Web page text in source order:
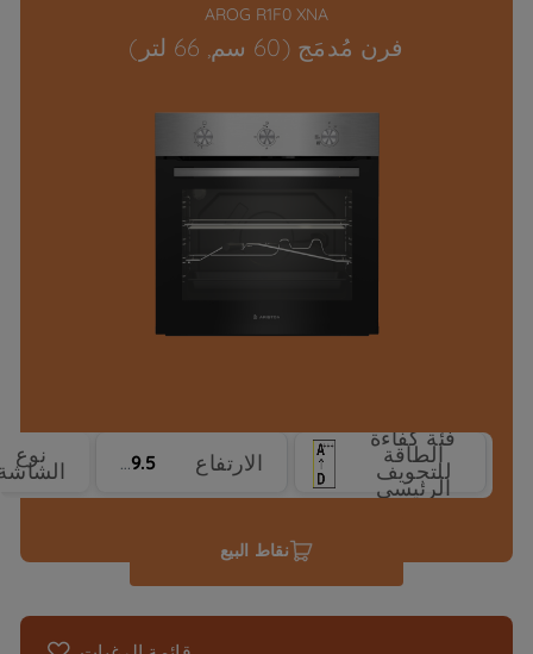
AROG R1F0 XNA
فرن مُدمَج (60 سم, 66 لتر)
فئة كفاءة
الطاقة
للتجويف
الرئيسي
الارتفاع 59.5 cm نوع
نقاط البيع